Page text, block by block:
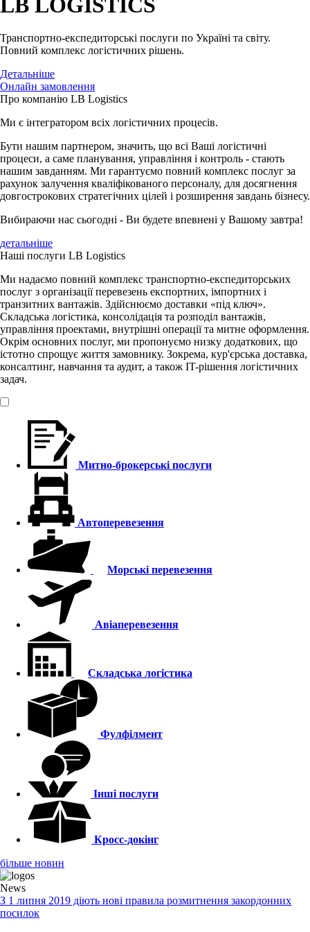
Транспортно-експедиторські послуги по Україні та світу.
Повний комплекс логістичних рішень.
Детальніше
Oнлайн замовлення
Про компанію LB Logistics
Ми є інтегратором всіх логістичних процесів.
Бути нашим партнером, значить, що всі Ваші логістичні
процеси, а саме планування, управління і контроль - стають
нашим завданням. Ми гарантуємо повний комплекс послуг за
рахунок залучення кваліфікованого персоналу, для досягнення
довгострокових стратегічних цілей і розширення завдань бізнесу.
Вибираючи нас сьогодні - Ви будете впевнені у Вашому завтра!
детальніше
Наші послуги LB Logistics
Ми надаємо повний комплекс транспортно-експедиторських
послуг з організації перевезень експортних, імпортних і
транзитних вантажів. Здійснюємо доставки «під ключ».
Складська логістика, консолідація та розподіл вантажів,
управління проектами, внутрішні операції та митне оформлення.
Окрім основних послуг, ми пропонуємо низку додаткових, що
істотно спрощує життя замовнику. Зокрема, кур'єрська доставка,
консалтинг, навчання та аудит, а також IT-рішення логістичних
задач.
Митно-брокерські послуги
Автоперевезення
Морські перевезення
Авіаперевезення
Складська логістика
Фулфілмент
Інші послуги
Кросс-докінг
більше новин
News
З 1 липня 2019 діють нові правила розмитнення закордонних
посилок